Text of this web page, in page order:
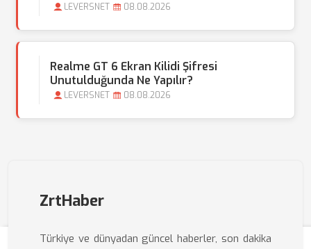
LEVERSNET 08.08.2026
Realme GT 6 Ekran Kilidi Şifresi
Unutulduğunda Ne Yapılır?
LEVERSNET 08.08.2026
ZrtHaber
Türkiye ve dünyadan güncel haberler, son dakika